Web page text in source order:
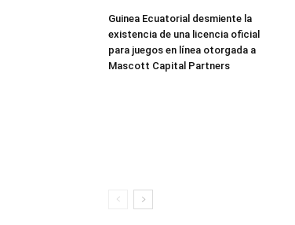
Guinea Ecuatorial desmiente la
existencia de una licencia oficial
para juegos en línea otorgada a
Mascott Capital Partners